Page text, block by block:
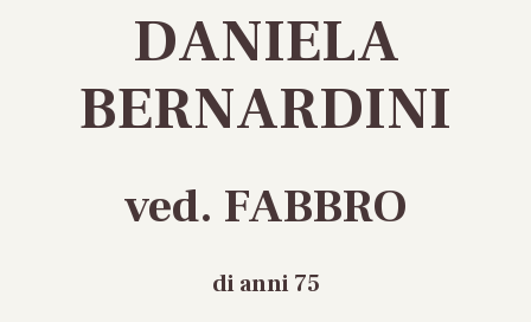
DANIELA
BERNARDINI
ved. FABBRO
di anni 75